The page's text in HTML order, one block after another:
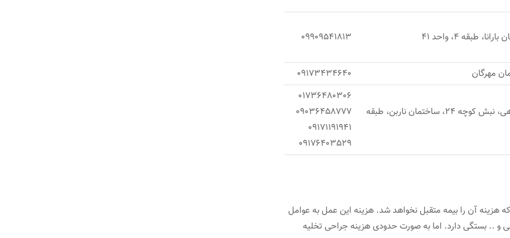
طبقه 4، واحد 41 09909541813
مهرگان 09173434640
شیراز، چهاراه هوابرد، زرهی، نبش کوچه 24، ساختمان ناربن، طبقه
01736480306
09036458777
09171191941
09176403529
آن را بیمه متقبل نخواهد شد. هزینه این عمل به عوامل
و .. بستگی دارد. اما به صورت حدودی هزینه جراحی تخلیه